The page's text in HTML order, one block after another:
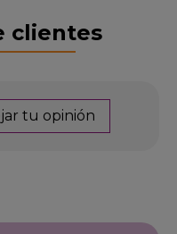
clientes
tu opinión